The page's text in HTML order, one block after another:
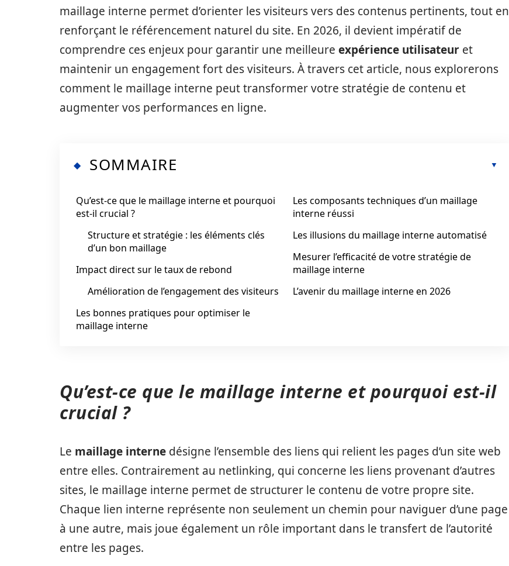
maillage interne permet d’orienter les visiteurs vers des contenus pertinents, tout en
renforçant le référencement naturel du site. En 2026, il devient impératif de
comprendre ces enjeux pour garantir une meilleure expérience utilisateur et
maintenir un engagement fort des visiteurs. À travers cet article, nous explorerons
comment le maillage interne peut transformer votre stratégie de contenu et
augmenter vos performances en ligne.
SOMMAIRE
Qu’est-ce que le maillage interne et pourquoi
est-il crucial ?
Structure et stratégie : les éléments clés
d’un bon maillage
Impact direct sur le taux de rebond
Amélioration de l’engagement des visiteurs
Les bonnes pratiques pour optimiser le
maillage interne
Les composants techniques d’un maillage
interne réussi
Les illusions du maillage interne automatisé
Mesurer l’efficacité de votre stratégie de
maillage interne
L’avenir du maillage interne en 2026
Qu’est-ce que le maillage interne et pourquoi est-il
crucial ?
Le maillage interne désigne l’ensemble des liens qui relient les pages d’un site web
entre elles. Contrairement au netlinking, qui concerne les liens provenant d’autres
sites, le maillage interne permet de structurer le contenu de votre propre site.
Chaque lien interne représente non seulement un chemin pour naviguer d’une page
à une autre, mais joue également un rôle important dans le transfert de l’autorité
entre les pages.